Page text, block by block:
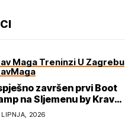
Maga Treninzi U Zagrebu
završen prvi Boot
na Sljemenu by Krav
Academy
2026